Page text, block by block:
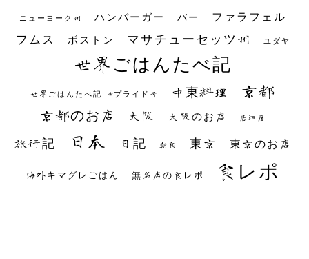
ニューヨーク州 ハンバーガー バー ファラフェル
フムス ボストン マサチューセッツ州 ユダヤ
世界ごはんたべ記
世界ごはんたべ記 #プライド号 中東料理 京都
京都のお店 大阪 大阪のお店 居酒屋
旅行記 日本 日記 朝食 東京 東京のお店
海外キマグレごはん 無名店の食レポ 食レポ